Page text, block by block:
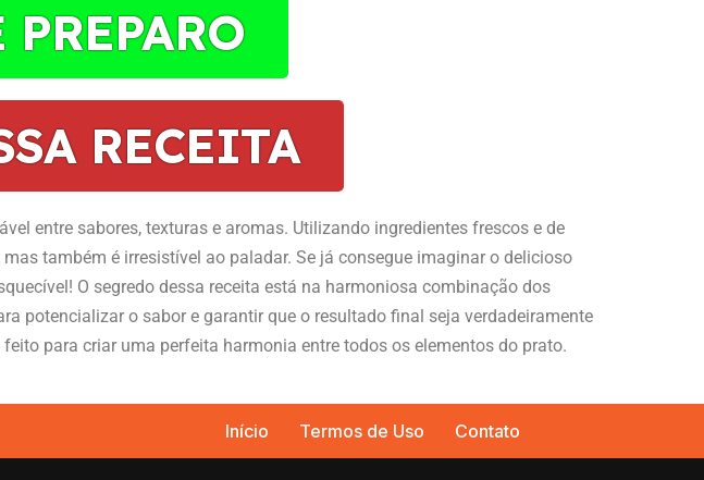
RECEITA
entre sabores, texturas e aromas. Utilizando ingredientes frescos e de
também é irresistível ao paladar. Se já consegue imaginar o delicioso
O segredo dessa receita está na harmoniosa combinação dos
potencializar o sabor e garantir que o resultado final seja verdadeiramente
para criar uma perfeita harmonia entre todos os elementos do prato.
Início Termos de Uso Contato